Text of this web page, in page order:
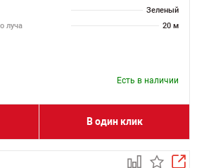
Зеленый
луча
20 м
Есть в наличии
В один клик